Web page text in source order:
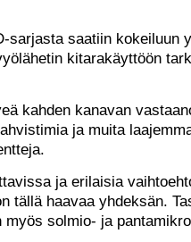
sarjasta saatiin kokeiluun
kitarakäyttöön
kahden kanavan
ja muita
ja erilaisia
tällä haavaa yhdeksän.
solmio- ja